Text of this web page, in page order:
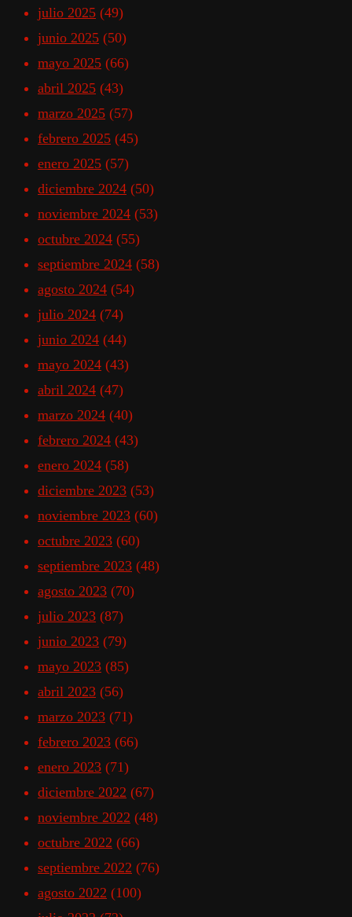
julio 2025 (49)
junio 2025 (50)
mayo 2025 (66)
abril 2025 (43)
marzo 2025 (57)
febrero 2025 (45)
enero 2025 (57)
diciembre 2024 (50)
noviembre 2024 (53)
octubre 2024 (55)
septiembre 2024 (58)
agosto 2024 (54)
julio 2024 (74)
junio 2024 (44)
mayo 2024 (43)
abril 2024 (47)
marzo 2024 (40)
febrero 2024 (43)
enero 2024 (58)
diciembre 2023 (53)
noviembre 2023 (60)
octubre 2023 (60)
septiembre 2023 (48)
agosto 2023 (70)
julio 2023 (87)
junio 2023 (79)
mayo 2023 (85)
abril 2023 (56)
marzo 2023 (71)
febrero 2023 (66)
enero 2023 (71)
diciembre 2022 (67)
noviembre 2022 (48)
octubre 2022 (66)
septiembre 2022 (76)
agosto 2022 (100)